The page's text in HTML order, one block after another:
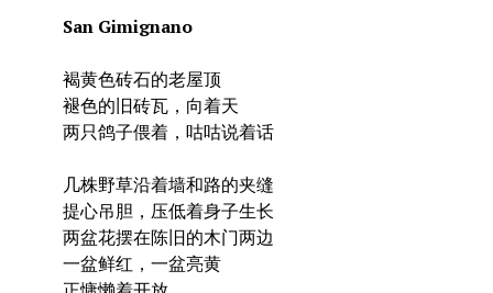
San Gimignano
褐黄色砖石的老屋顶
褪色的旧砖瓦，向着天
两只鸽子偎着，咕咕说着话
几株野草沿着墙和路的夹缝
提心吊胆，压低着身子生长
两盆花摆在陈旧的木门两边
一盆鲜红，一盆亮黄